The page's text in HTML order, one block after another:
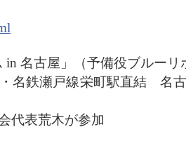
名古屋」（予備役ブルーリ
名鉄瀬戸線栄町駅直結 名
代表荒木が参加